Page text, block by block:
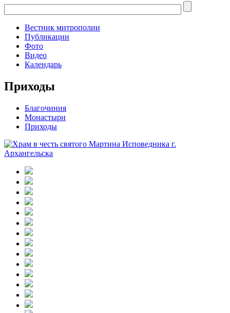
Вестник митрополии
Публикации
Фото
Видео
Календарь
Приходы
Благочиния
Монастыри
Приходы